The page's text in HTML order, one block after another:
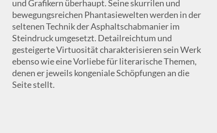
und Grafikern überhaupt. Seine skurrilen und
bewegungsreichen Phantasiewelten werden in der
seltenen Technik der Asphaltschabmanier im
Steindruck umgesetzt. Detailreichtum und
gesteigerte Virtuosität charakterisieren sein Werk
ebenso wie eine Vorliebe für literarische Themen,
denen er jeweils kongeniale Schöpfungen an die
Seite stellt.